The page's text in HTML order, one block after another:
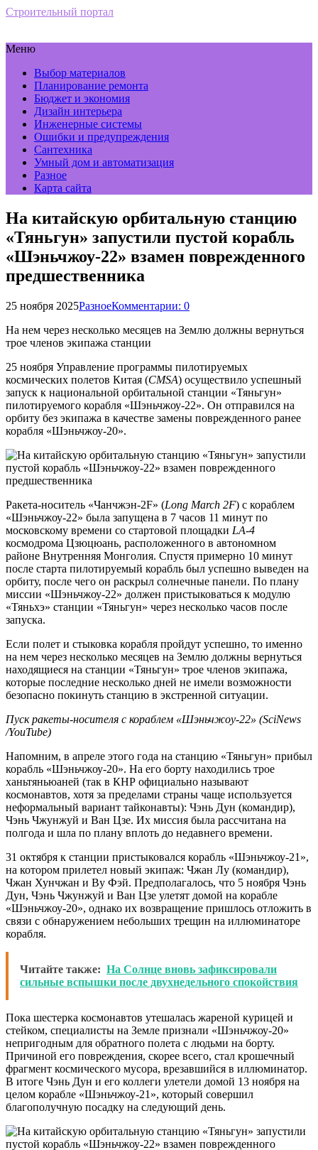
Строительный портал
Меню
Выбор материалов
Планирование ремонта
Бюджет и экономия
Дизайн интерьера
Инженерные системы
Ошибки и предупреждения
Сантехника
Умный дом и автоматизация
Разное
Карта сайта
На китайскую орбитальную станцию
«Тяньгун» запустили пустой корабль
«Шэньчжоу-22» взамен поврежденного
предшественника
25 ноября 2025РазноеКомментарии: 0
На нем через несколько месяцев на Землю должны вернуться
трое членов экипажа станции
25 ноября Управление программы пилотируемых
космических полетов Китая (CMSA) осуществило успешный
запуск к национальной орбитальной станции «Тяньгун»
пилотируемого корабля «Шэньчжоу-22». Он отправился на
орбиту без экипажа в качестве замены поврежденного ранее
корабля «Шэньчжоу-20».
Ракета-носитель «Чанчжэн-2F» (Long March 2F) с кораблем
«Шэньчжоу-22» была запущена в 7 часов 11 минут по
московскому времени со стартовой площадки LA-4
космодрома Цзюцюань, расположенного в автономном
районе Внутренняя Монголия. Спустя примерно 10 минут
после старта пилотируемый корабль был успешно выведен на
орбиту, после чего он раскрыл солнечные панели. По плану
миссии «Шэньчжоу-22» должен пристыковаться к модулю
«Тяньхэ» станции «Тяньгун» через несколько часов после
запуска.
Если полет и стыковка корабля пройдут успешно, то именно
на нем через несколько месяцев на Землю должны вернуться
находящиеся на станции «Тяньгун» трое членов экипажа,
которые последние несколько дней не имели возможности
безопасно покинуть станцию в экстренной ситуации.
Пуск ракеты-носителя с кораблем «Шэньчжоу-22» (SciNews
/YouTube)
Напомним, в апреле этого года на станцию «Тяньгун» прибыл
корабль «Шэньчжоу-20». На его борту находились трое
ханьтяньюаней (так в КНР официально называют
космонавтов, хотя за пределами страны чаще используется
неформальный вариант тайконавты): Чэнь Дун (командир),
Чэнь Чжунжуй и Ван Цзе. Их миссия была рассчитана на
полгода и шла по плану вплоть до недавнего времени.
31 октября к станции пристыковался корабль «Шэньчжоу-21»,
на котором прилетел новый экипаж: Чжан Лу (командир),
Чжан Хунчжан и Ву Фэй. Предполагалось, что 5 ноября Чэнь
Дун, Чэнь Чжунжуй и Ван Цзе улетят домой на корабле
«Шэньчжоу-20», однако их возвращение пришлось отложить в
связи с обнаружением небольших трещин на иллюминаторе
корабля.
Читайте также: На Солнце вновь зафиксировали
сильные вспышки после двухнедельного спокойствия
Пока шестерка космонавтов утешалась жареной курицей и
стейком, специалисты на Земле признали «Шэньчжоу-20»
непригодным для обратного полета с людьми на борту.
Причиной его повреждения, скорее всего, стал крошечный
фрагмент космического мусора, врезавшийся в иллюминатор.
В итоге Чэнь Дун и его коллеги улетели домой 13 ноября на
целом корабле «Шэньчжоу-21», который совершил
благополучную посадку на следующий день.